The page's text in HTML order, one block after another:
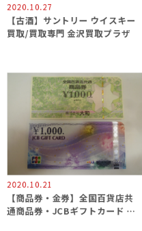
2020.10.27
【古酒】サントリー ウイスキー
買取/買取専門 金沢買取プラザ
2020.10.21
【商品券・金券】全国百貨店共
通商品券・JCBギフトカード 換